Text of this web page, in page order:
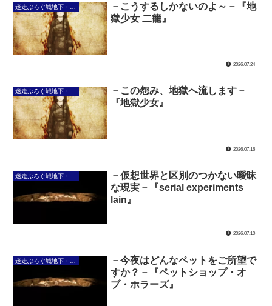
－こうするしかないのよ～－『地
獄少女 二籠』
2026.07.24
迷走ぶろぐ城地下・大暗黒回廊
－この怨み、地獄へ流します－
『地獄少女』
2026.07.16
－仮想世界と区別のつかない曖昧
な現実－『serial experiments
lain』
2026.07.10
－今夜はどんなペットをご所望で
すか？－『ペットショップ・オ
ブ・ホラーズ』